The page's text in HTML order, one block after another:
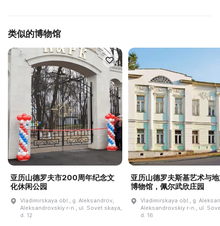
类似的博物馆
亚历山德罗夫市200周年纪念文
化休闲公园
Vladimirskaya obl., g. Aleksandrov,
Aleksandrovskiy r-n., ul. Sovet·skaya,
d. 12
亚历山德罗夫斯基艺术与
博物馆，佩尔武欣庄园
Vladimirskaya obl., g.
Aleksandrovskiy r-n., ul.
d. 16